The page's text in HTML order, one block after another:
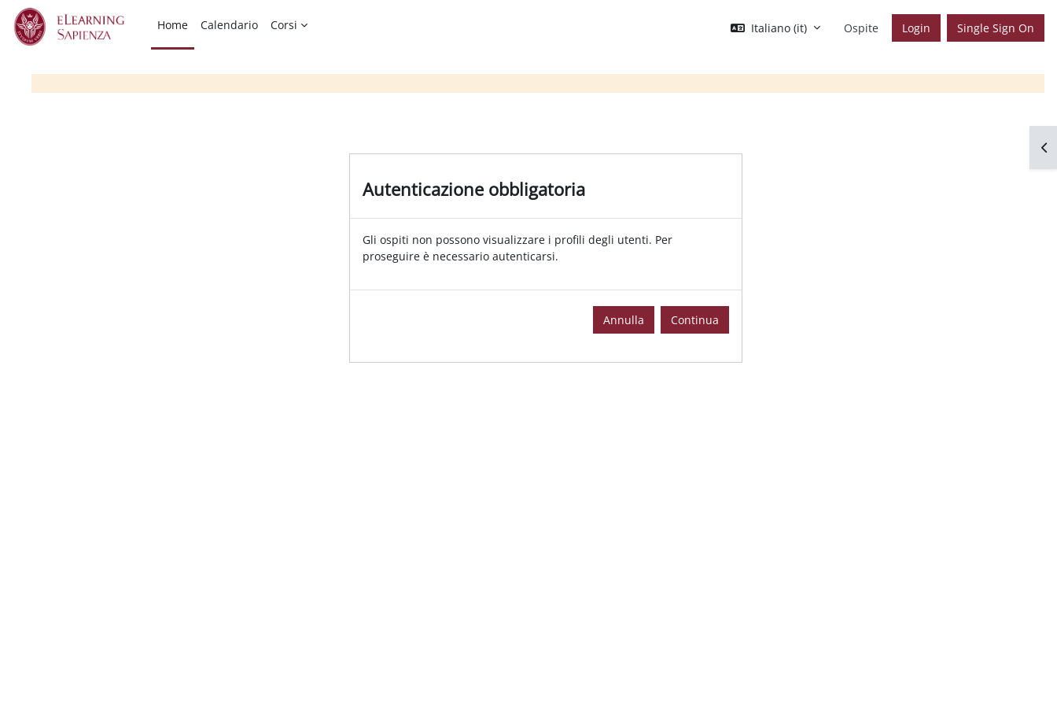
Vai al contenuto principale
Home
Calendario Corsi Italiano ‎(it)‎ Ospite Login Single Sign On
Autenticazione obbligatoria
Gli ospiti non possono visualizzare i profili degli utenti. Per
proseguire è necessario autenticarsi.
Annulla Continua